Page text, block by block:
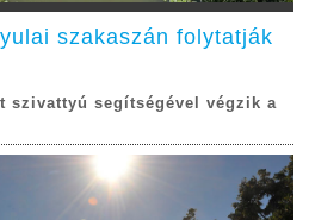
szakaszán folytatják
szivattyú segítségével végzik a